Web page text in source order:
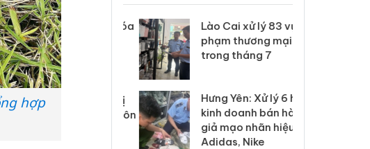
hợp
Công an Thanh Hóa
tìm bị hại trong vụ
án sản xuất, buôn
bán yến sào giả
Thanh Hóa: Tìm bị
hại trong vụ án buôn
Lào Cai xử lý 83 vụ vi
phạm thương mại
trong tháng 7
Hưng Yên: Xử lý 6 hộ
kinh doanh bán hàng
giả mạo nhãn hiệu
Adidas, Nike